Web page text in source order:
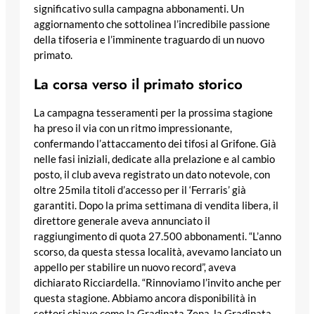
significativo sulla campagna abbonamenti. Un
aggiornamento che sottolinea l’incredibile passione
della tifoseria e l’imminente traguardo di un nuovo
primato.
La corsa verso il primato storico
La campagna tesseramenti per la prossima stagione
ha preso il via con un ritmo impressionante,
confermando l’attaccamento dei tifosi al Grifone. Già
nelle fasi iniziali, dedicate alla prelazione e al cambio
posto, il club aveva registrato un dato notevole, con
oltre 25mila titoli d’accesso per il ‘Ferraris’ già
garantiti. Dopo la prima settimana di vendita libera, il
direttore generale aveva annunciato il
raggiungimento di quota 27.500 abbonamenti. “L’anno
scorso, da questa stessa località, avevamo lanciato un
appello per stabilire un nuovo record”, aveva
dichiarato Ricciardella. “Rinnoviamo l’invito anche per
questa stagione. Abbiamo ancora disponibilità in